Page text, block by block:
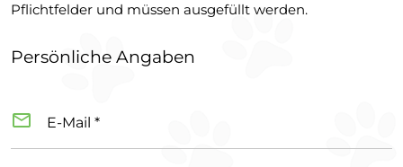
Pflichtfelder und müssen ausgefüllt werden.
Persönliche Angaben
E-Mail *